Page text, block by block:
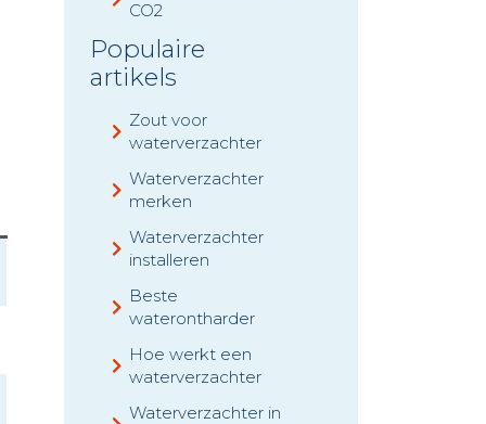
CO2
Populaire
artikels
Zout voor
waterverzachter
Waterverzachter
merken
Waterverzachter
installeren
Beste
waterontharder
Hoe werkt een
waterverzachter
Waterverzachter in